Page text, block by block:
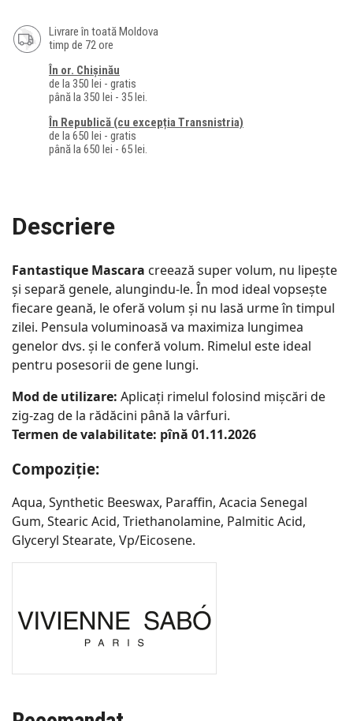
Livrare în toată Moldova
timp de 72 ore
În or. Chișinău
de la 350 lei - gratis
până la 350 lei - 35 lei.
În Republică (cu excepția Transnistria)
de la 650 lei - gratis
până la 650 lei - 65 lei.
Descriere
Fantastique Mascara creează super volum, nu lipește
și separă genele, alungindu-le. În mod ideal vopsește
fiecare geană, le oferă volum și nu lasă urme în timpul
zilei. Pensula voluminoasă va maximiza lungimea
genelor dvs. și le conferă volum. Rimelul este ideal
pentru posesorii de gene lungi.
Mod de utilizare: Aplicați rimelul folosind mișcări de
zig-zag de la rădăcini până la vârfuri.
Termen de valabilitate: pînă 01.11.2026
Compoziție:
Aqua, Synthetic Beeswax, Paraffin, Acacia Senegal
Gum, Stearic Acid, Triethanolamine, Palmitic Acid,
Glyceryl Stearate, Vp/Eicosene.